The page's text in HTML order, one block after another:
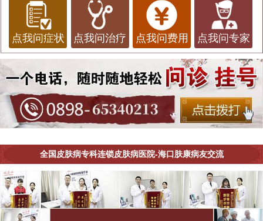
点我问症状 点我问治疗 点我问费用 点我问专家
全国皮肤病专科连锁皮肤病医院-海口肤康病友交流